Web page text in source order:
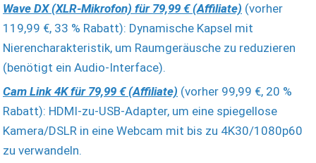
Wave DX (XLR-Mikrofon) für 79,99 € (Affiliate) (vorher
119,99 €, 33 % Rabatt): Dynamische Kapsel mit
Nierencharakteristik, um Raumgeräusche zu reduzieren
(benötigt ein Audio-Interface).
Cam Link 4K für 79,99 € (Affiliate) (vorher 99,99 €, 20 %
Rabatt): HDMI-zu-USB-Adapter, um eine spiegellose
Kamera/DSLR in eine Webcam mit bis zu 4K30/1080p60
zu verwandeln.